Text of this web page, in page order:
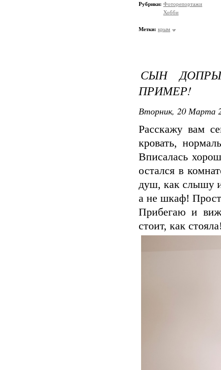
Рубрики: Фоторепортажи
Хобби
Метки: крым
СЫН
ПРИМЕР!
Вторник, 20 Марта
Расскажу вам
кровать,
Вписалась
остался в
душ, как слышу
а не шкаф!
Прибегаю и
стоит, как